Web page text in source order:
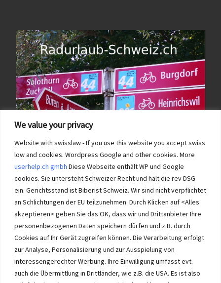
We value your privacy
Website with swisslaw - If you use this website you accept swiss
low and cookies. Wordpress Google and other cookies. More
userhelp.ch gmbh Diese Webseite enthält WP und Google
cookies. Sie untersteht Schweizer Recht und hält die rev DSG
ein. Gerichtsstand ist Biberist Schweiz. Wir sind nicht verpflichtet
an Schlichtungen der EU teilzunehmen. Durch Klicken auf <Alles
akzeptieren> geben Sie das OK, dass wir und Drittanbieter Ihre
personenbezogenen Daten speichern dürfen und z.B. durch
Cookies auf Ihr Gerät zugreifen können. Die Verarbeitung erfolgt
zur Analyse, Personalisierung und zur Ausspielung von
interessengerechter Werbung. Ihre Einwilligung umfasst evt.
auch die Übermittlung in Drittländer, wie z.B. die USA. Es ist also
Immobilien im Wasseramt haben bei Immobilie-Solothurn.ch
Vorrang und die besten Konditionen beim Verkauf. Kein Immobilien
Verkauf im Wasseramt ohne unsere Offerte. Bei uns wählen Sie,
Immobilien selber verkaufen mit unserer Beratung? Auch das geht!